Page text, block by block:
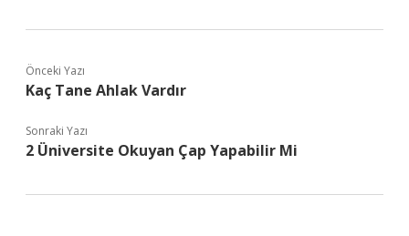
Önceki Yazı
Kaç Tane Ahlak Vardır
Sonraki Yazı
2 Üniversite Okuyan Çap Yapabilir Mi